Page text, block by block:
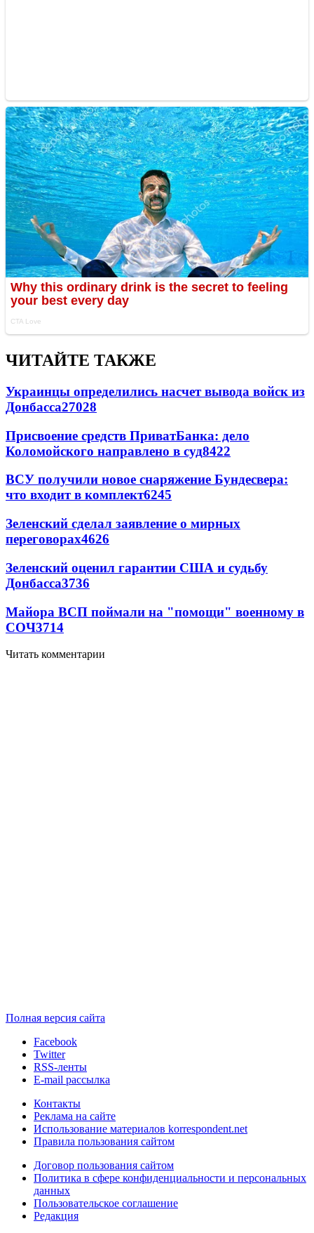
ЧИТАЙТЕ ТАКЖЕ
Украинцы определились насчет вывода войск из
Донбасса27028
Присвоение средств ПриватБанка: дело
Коломойского направлено в суд8422
ВСУ получили новое снаряжение Бундесвера:
что входит в комплект6245
Зеленский сделал заявление о мирных
переговорах4626
Зеленский оценил гарантии США и судьбу
Донбасса3736
Майора ВСП поймали на "помощи" военному в
СОЧ3714
Читать комментарии
Полная версия сайта
Facebook
Twitter
RSS-ленты
E-mail рассылка
Контакты
Реклама на сайте
Использование материалов korrespondent.net
Правила пользования сайтом
Договор пользования сайтом
Политика в сфере конфиденциальности и персональных
данных
Пользовательское соглашение
Редакция